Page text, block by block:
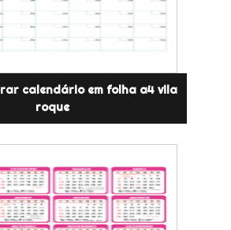
calendário em folha a4 vila
roque